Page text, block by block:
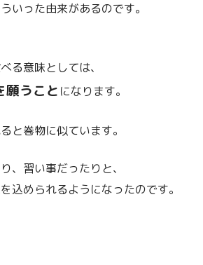
いった由来があるのです。
る意味としては、
願うこと になります。
と巻物に似ています。
、習い事だったりと、
込められるようになったのです。